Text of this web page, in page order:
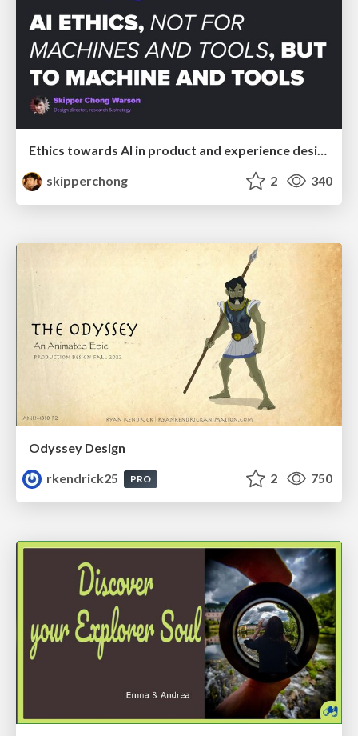
skipperchong
2 340
Odyssey Design
rkendrick25
PRO 2 750